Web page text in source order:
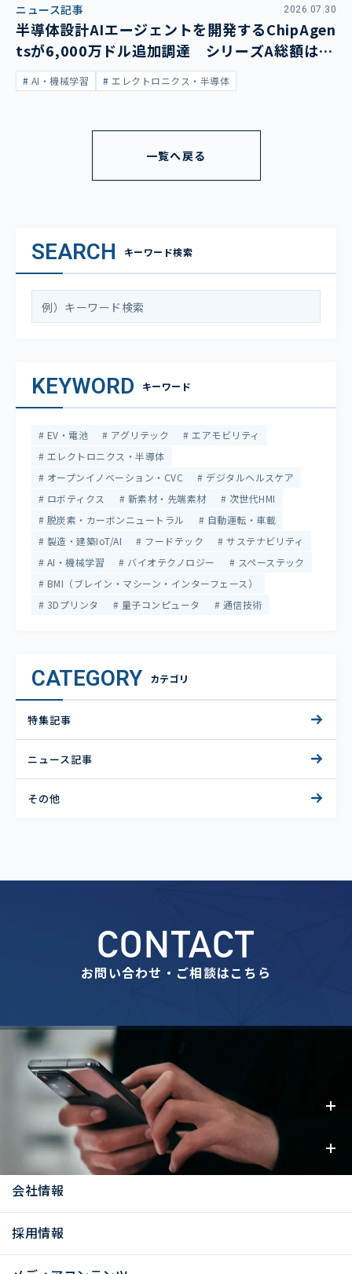
ニュース記事 2026.07.30
半導体設計AIエージェントを開発するChipAgen
tsが6,000万ドル追加調達 シリーズA総額は1
億3,400万ドルに
AI・機械学習 エレクトロニクス・半導体
一覧へ戻る
SEARCH キーワード検索
KEYWORD キーワード
EV・電池 アグリテック
エアモビリティ
エレクトロニクス・半導体
オープンイノベーション・CVC
デジタルヘルスケア
ロボティクス
新素材・先端素材
次世代HMI
脱炭素・カーボンニュートラル
自動運転・車載
製造・建築IoT/AI
フードテック
サステナビリティ
AI・機械学習
バイオテクノロジー
スペーステック
BMI（ブレイン・マシーン・インターフェース）
3Dプリンタ
量子コンピュータ 通信技術
CATEGORY カテゴリ
特集記事
ニュース記事
その他
CONTACT
お問い合わせ・ご相談はこちら
事業内容
お知らせ
会社情報
採用情報